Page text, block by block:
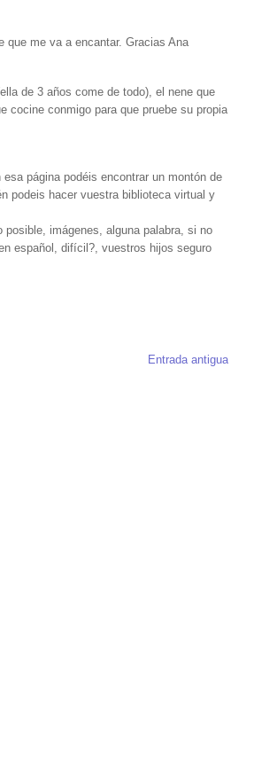
que me va a encantar. Gracias Ana
de 3 años come de todo), el nene que
cocine conmigo para que pruebe su propia
página podéis encontrar un montón de
podeis hacer vuestra biblioteca virtual y
posible, imágenes, alguna palabra, si no
español, difícil?, vuestros hijos seguro
Entrada antigua